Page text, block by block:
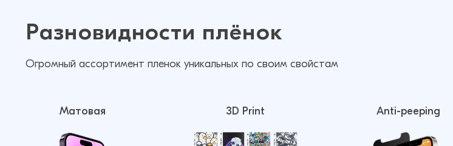
Разновидности плёнок
Огромный ассортимент пленок уникальных по своим свойстам
Матовая 3D Print Anti-peeping